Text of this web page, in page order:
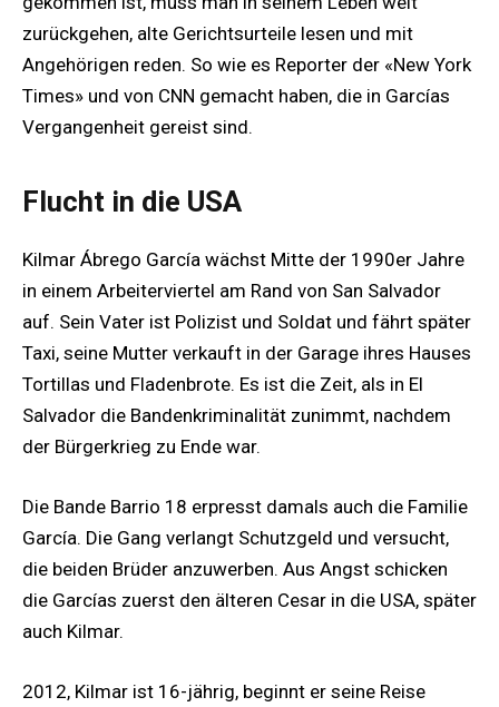
zurückgehen, alte Gerichtsurteile lesen und mit
Angehörigen reden. So wie es Reporter der «New York
Times» und von CNN gemacht haben, die in Garcías
Vergangenheit gereist sind.
Flucht in die USA
Kilmar Ábrego García wächst Mitte der 1990er Jahre
in einem Arbeiterviertel am Rand von San Salvador
auf. Sein Vater ist Polizist und Soldat und fährt später
Taxi, seine Mutter verkauft in der Garage ihres Hauses
Tortillas und Fladenbrote. Es ist die Zeit, als in El
Salvador die Bandenkriminalität zunimmt, nachdem
der Bürgerkrieg zu Ende war.
Die Bande Barrio 18 erpresst damals auch die Familie
García. Die Gang verlangt Schutzgeld und versucht,
die beiden Brüder anzuwerben. Aus Angst schicken
die Garcías zuerst den älteren Cesar in die USA, später
auch Kilmar.
2012, Kilmar ist 16-jährig, beginnt er seine Reise